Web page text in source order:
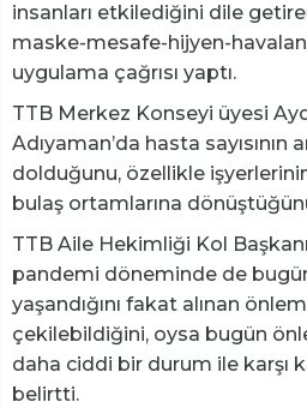
insanları etkilediğini dile
maske-mesafe-hijyen-
uygulama çağrısı yaptı.
TTB Merkez Konseyi üyesi
Adıyaman’da hasta sayısının
dolduğunu, özellikle
bulaş ortamlarına
TTB Aile Hekimliği Kol Başkanı
pandemi döneminde de
yaşandığını fakat alınan
çekilebildiğini, oysa bugün
daha ciddi bir durum ile karşı
belirtti.